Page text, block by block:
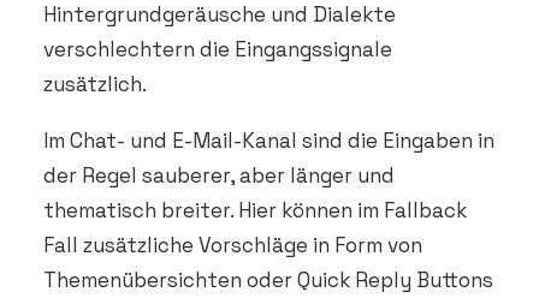
Hintergrundgeräusche und Dialekte
verschlechtern die Eingangssignale
zusätzlich.
Im Chat- und E-Mail-Kanal sind die Eingaben in
der Regel sauberer, aber länger und
thematisch breiter. Hier können im Fallback
Fall zusätzliche Vorschläge in Form von
Themenübersichten oder Quick Reply Buttons